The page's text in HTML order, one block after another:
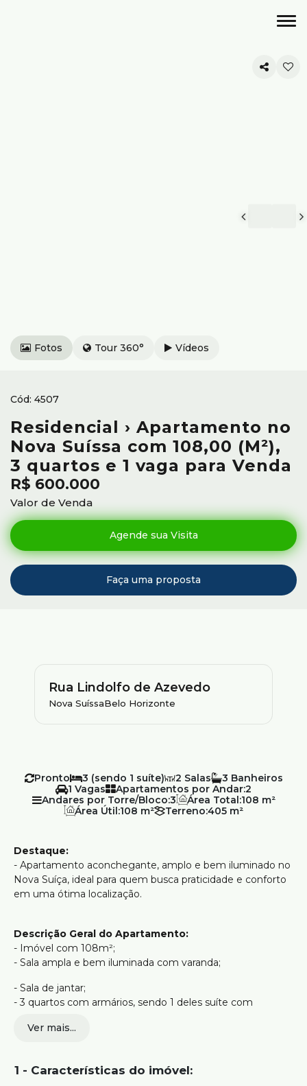
Fotos Tour 360° Vídeos
Residencial › Apartamento no
Nova Suíssa com 108,00 (M²),
3 quartos e 1 vaga para Venda
R$ 600.000
Valor de Venda
4507
Rua Lindolfo de Azevedo
Nova SuíssaBelo Horizonte
Pronto 3 (sendo 1 suíte) 2
3
1
Apartamentos por Andar:2
Andares por Torre/Bloco:3 Área Total:108 m²
Área Útil:108 m² Terreno:405 m²
Destaque:
- Apartamento aconchegante, amplo e bem iluminado no
Nova Suíça, ideal para quem busca praticidade e conforto
em uma ótima localização.
Descrição Geral do Apartamento:
- Imóvel com 108m²;
- Sala ampla e bem iluminada com varanda;
- Sala de jantar;
- 3 quartos com armários, sendo 1 deles suíte com
- Banhos com box e armários;
- Lavabo;
Ver mais...
1 - Características do imóvel: